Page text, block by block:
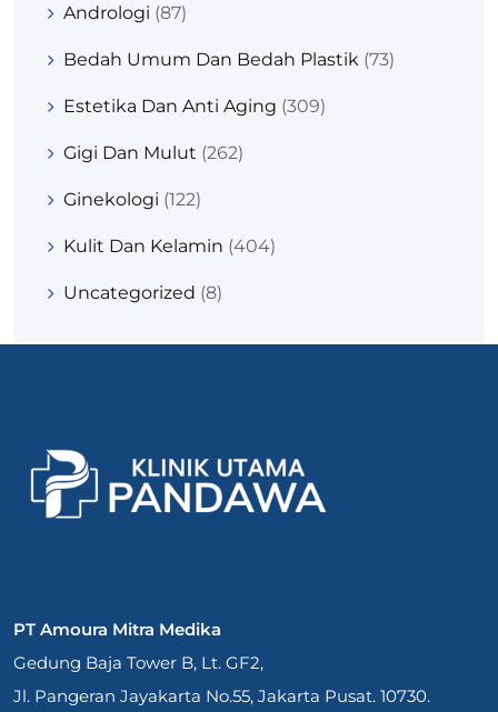
Andrologi (87)
Bedah Umum Dan Bedah Plastik (73)
Estetika Dan Anti Aging (309)
Gigi Dan Mulut (262)
Ginekologi (122)
Kulit Dan Kelamin (404)
Uncategorized (8)
PT Amoura Mitra Medika
Gedung Baja Tower B, Lt. GF2,
Jl. Pangeran Jayakarta No.55, Jakarta Pusat. 10730.